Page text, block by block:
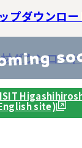
プダウンロー
ダウンロード
site)